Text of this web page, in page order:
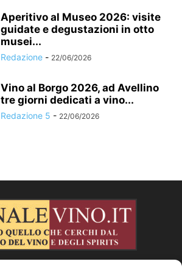
Aperitivo al Museo 2026: visite
guidate e degustazioni in otto
musei...
Redazione - 22/06/2026
Vino al Borgo 2026, ad Avellino
tre giorni dedicati a vino...
Redazione 5 - 22/06/2026